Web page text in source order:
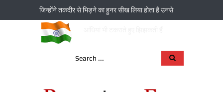
जिन्‍होंने तकदीर से भिड़ने का हुनर सीख लिया होता है उनसे